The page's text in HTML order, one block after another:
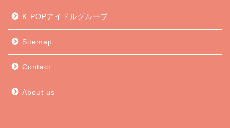
K-POPアイドルグループ
Sitemap
Contact
About us